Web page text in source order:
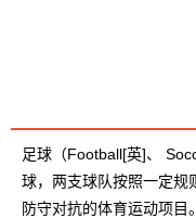
足球（Football[英]、
球，两支球队按照一定规
防守对抗的体育运动项目